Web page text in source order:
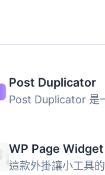
Post Duplicator
WP Page Widget